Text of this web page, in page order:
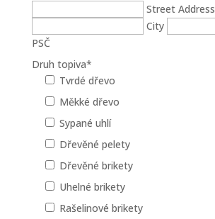
Street Address
City
PSČ
Druh topiva*
Tvrdé dřevo
Měkké dřevo
Sypané uhlí
Dřevěné pelety
Dřevěné brikety
Uhelné brikety
Rašelinové brikety